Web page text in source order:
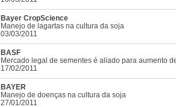
Bayer CropScience
Manejo de lagartas na cultura da soja
03/03/2011
BASF
Mercado legal de sementes é aliado para aumento
17/02/2011
BAYER
Manejo de doenças na cultura da soja
27/01/2011